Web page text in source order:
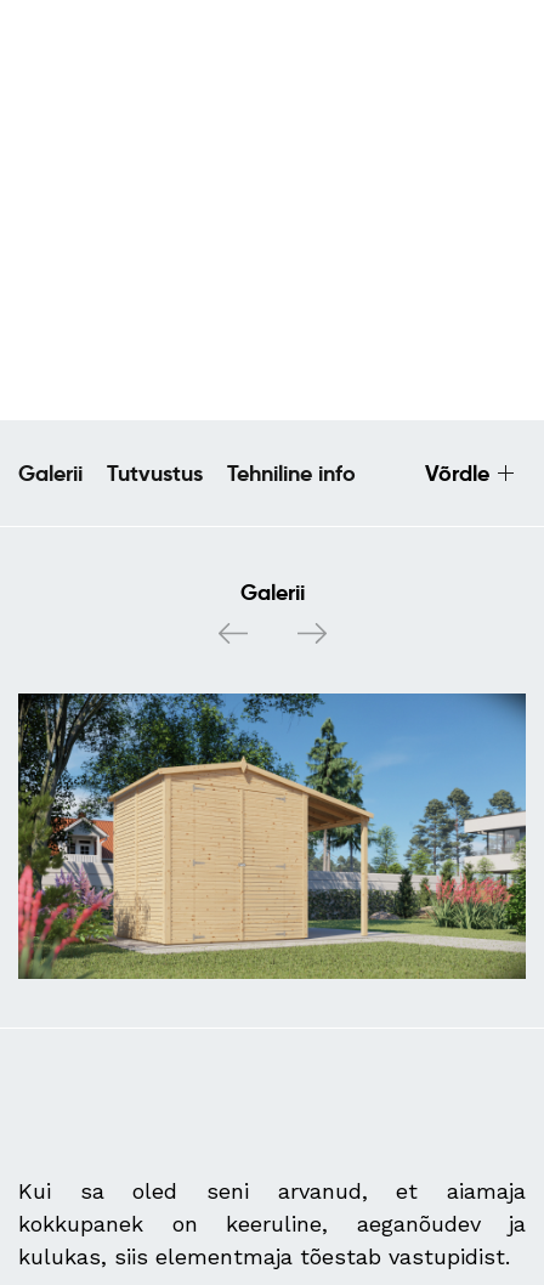
Galerii Tutvustus Tehniline info Võrdle
Galerii
Kui sa oled seni arvanud, et aiamaja
kokkupanek on keeruline, aeganõudev ja
kulukas, siis elementmaja tõestab vastupidist.